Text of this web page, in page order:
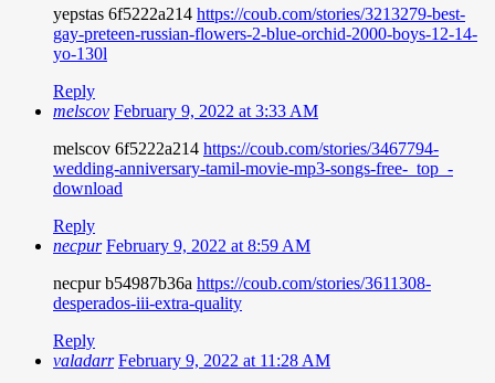
yepstas 6f5222a214 https://coub.com/stories/3213279-best-
gay-preteen-russian-flowers-2-blue-orchid-2000-boys-12-14-
yo-130l
Reply
melscov February 9, 2022 at 3:33 AM
melscov 6f5222a214 https://coub.com/stories/3467794-
wedding-anniversary-tamil-movie-mp3-songs-free-_top_-
download
Reply
necpur February 9, 2022 at 8:59 AM
necpur b54987b36a https://coub.com/stories/3611308-
desperados-iii-extra-quality
Reply
valadarr February 9, 2022 at 11:28 AM